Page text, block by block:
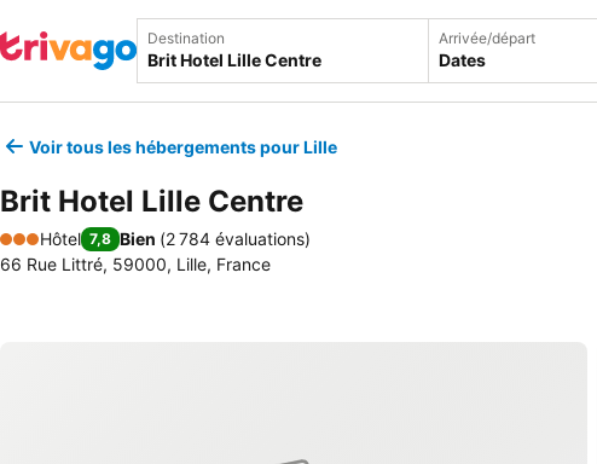
Destination Arrivée/départ
Dates
Voir tous les hébergements pour Lille
Brit Hotel Lille Centre
3 Étoiles
Hôtel 7,8 Bien (2 784 évaluations)
66 Rue Littré, 59000, Lille, France